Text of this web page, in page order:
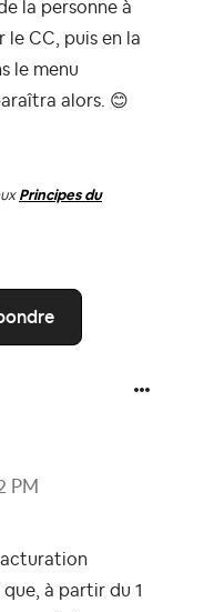
la personne à
le CC, puis en la
le menu
alors. 😊
Principes du
PM
à partir du 1